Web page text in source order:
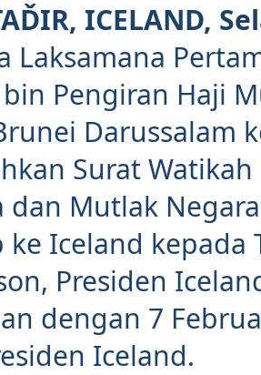
ICELAND,
Laksamana
Pengiran Haji
Darussalam
Surat
dan Mutlak
Iceland kepada
Presiden
dengan 7
Iceland.